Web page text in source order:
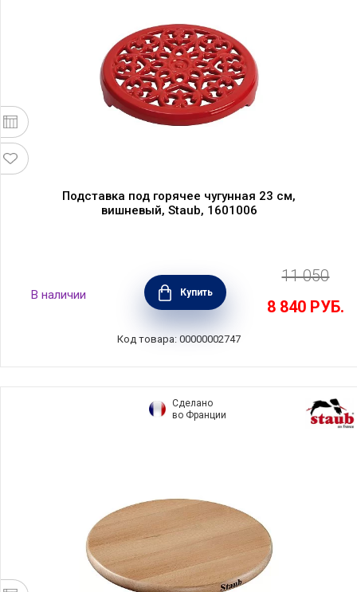
Подставка под горячее чугунная 23 см,
вишневый, Staub, 1601006
В наличии Купить
11 050
8 840 РУБ.
Код товара: 00000002747
Сделано
во Франции